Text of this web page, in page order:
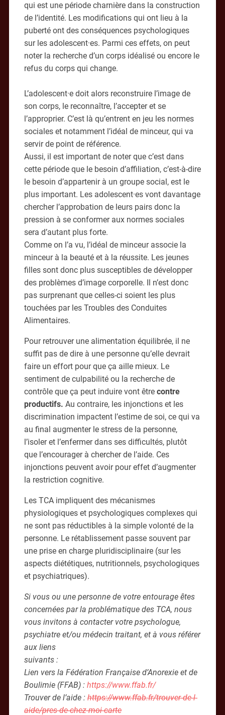
qui est une période charnière dans la construction
de l’identité. Les modifications qui ont lieu à la
puberté ont des conséquences psychologiques
sur les adolescent·es. Parmi ces effets, on peut
noter la recherche d’un corps idéalisé ou encore le
refus du corps qui change.
L’adolescent·e doit alors reconstruire l’image de
son corps, le reconnaître, l’accepter et se
l’approprier. C’est là qu’entrent en jeu les normes
sociales et notamment l’idéal de minceur, qui va
servir de point de référence.
Aussi, il est important de noter que c’est dans
cette période que le besoin d’affiliation, c’est-à-dire
le besoin d’appartenir à un groupe social, est le
plus important. Les adolescent·es vont davantage
chercher l’approbation de leurs pairs donc la
pression à se conformer aux normes sociales
sera d’autant plus forte.
Comme on l’a vu, l’idéal de minceur associe la
minceur à la beauté et à la réussite. Les jeunes
filles sont donc plus susceptibles de développer
des problèmes d’image corporelle. Il n’est donc
pas surprenant que celles-ci soient les plus
touchées par les Troubles des Conduites
Alimentaires.
Pour retrouver une alimentation équilibrée, il ne
suffit pas de dire à une personne qu’elle devrait
faire un effort pour que ça aille mieux. Le
sentiment de culpabilité ou la recherche de
contrôle que ça peut induire vont être contre
productifs. Au contraire, les injonctions et les
discrimination impactent l’estime de soi, ce qui va
au final augmenter le stress de la personne,
l’isoler et l’enfermer dans ses difficultés, plutôt
que l’encourager à chercher de l’aide. Ces
injonctions peuvent avoir pour effet d’augmenter
la restriction cognitive.
Les TCA impliquent des mécanismes
physiologiques et psychologiques complexes qui
ne sont pas réductibles à la simple volonté de la
personne. Le rétablissement passe souvent par
une prise en charge pluridisciplinaire (sur les
aspects diététiques, nutritionnels, psychologiques
et psychiatriques).
Si vous ou une personne de votre entourage êtes
concernées par la problématique des TCA, nous
vous invitons à contacter votre psychologue,
psychiatre et/ou médecin traitant, et à vous référer
aux liens
suivants :
Lien vers la Fédération Française d’Anorexie et de
Boulimie (FFAB) : https://www.ffab.fr/
Trouver de l’aide : https://www.ffab.fr/trouver-de-l-
aide/pres-de-chez-moi-carte